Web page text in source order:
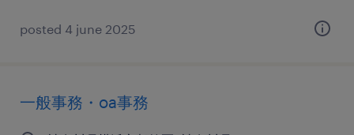
posted 4 june 2025
一般事務・oa事務